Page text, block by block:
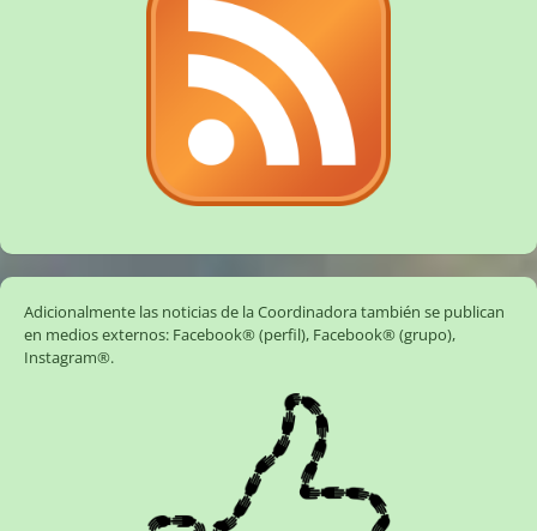
Adicionalmente las noticias de la Coordinadora también se publican
en medios externos: Facebook® (perfil), Facebook® (grupo),
Instagram®.